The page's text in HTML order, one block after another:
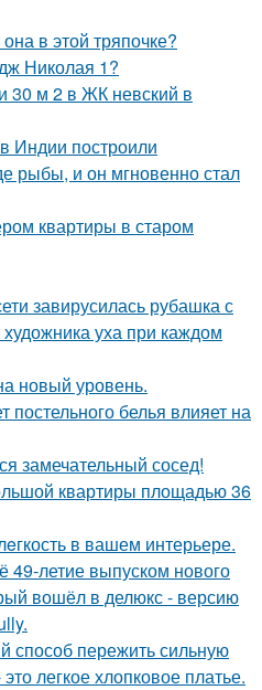
в этой тряпочке?
Николая 1?
30 м 2 в ЖК невский в
Индии построили
рыбы, и он мгновенно стал
квартиры в старом
завирусилась рубашка с
уха при каждом
новый уровень.
постельного белья влияет на
замечательный сосед!
квартиры площадью 36
в вашем интерьере.
49-летие выпуском нового
вошёл в делюкс - версию
пережить сильную
легкое хлопковое платье.